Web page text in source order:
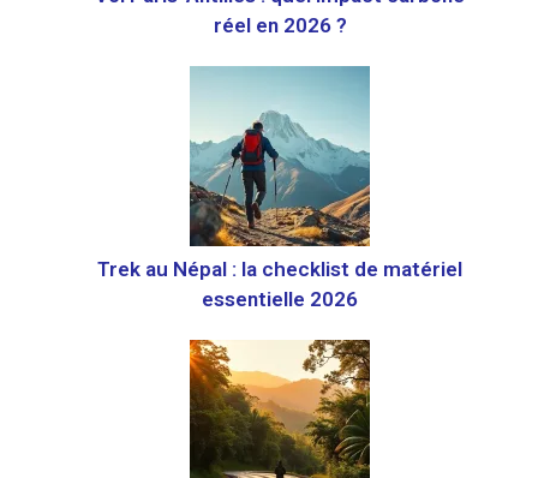
réel en 2026 ?
Trek au Népal : la checklist de matériel
essentielle 2026